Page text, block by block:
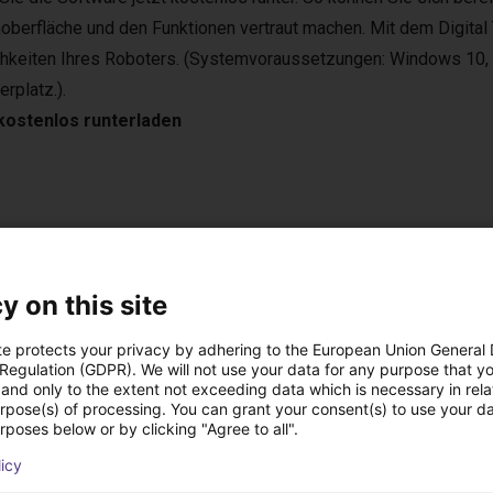
und den Funktionen vertraut machen. Mit dem
Ihres Roboters. (Systemvoraussetzungen: Windows
runterladen
in various areas. For example, in the laboratory, in
farming. They are compatible with various camera
in bin-picking applications.
handheld with touch screen
on this site
protects your privacy by adhering to the European Union General
(GDPR). We will not use your data for any purpose that
only to the extent not exceeding data which is necessary in
of processing. You can grant your consent(s) to use your
below or by clicking "Agree to all".